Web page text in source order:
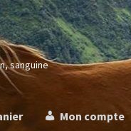
sanguine
Mon compte